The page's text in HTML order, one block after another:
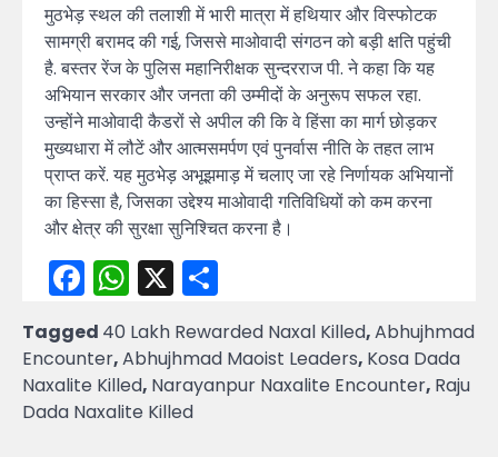
मुठभेड़ स्थल की तलाशी में भारी मात्रा में हथियार और विस्फोटक
सामग्री बरामद की गई, जिससे माओवादी संगठन को बड़ी क्षति पहुंची
है. बस्तर रेंज के पुलिस महानिरीक्षक सुन्दरराज पी. ने कहा कि यह
अभियान सरकार और जनता की उम्मीदों के अनुरूप सफल रहा.
उन्होंने माओवादी कैडरों से अपील की कि वे हिंसा का मार्ग छोड़कर
मुख्यधारा में लौटें और आत्मसमर्पण एवं पुनर्वास नीति के तहत लाभ
प्राप्त करें. यह मुठभेड़ अभूझमाड़ में चलाए जा रहे निर्णायक अभियानों
का हिस्सा है, जिसका उद्देश्य माओवादी गतिविधियों को कम करना
और क्षेत्र की सुरक्षा सुनिश्चित करना है।
Facebook
WhatsApp
X
Tagged 40 Lakh Rewarded Naxal Killed,Abhujhmad
Encounter,Abhujhmad Maoist Leaders, Kosa Dada
Naxalite Killed, Narayanpur Naxalite Encounter, Raju
Dada Naxalite Killed